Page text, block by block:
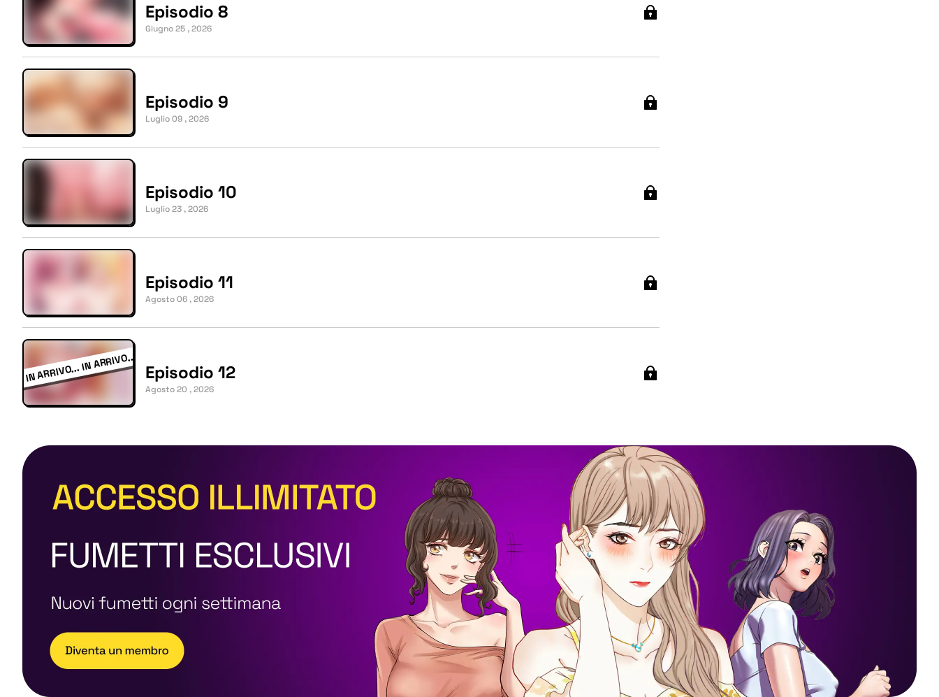
Episodio 8
Giugno 25 , 2026
Episodio 9
Luglio 09 , 2026
Episodio 10
Luglio 23 , 2026
Episodio 11
Agosto 06 , 2026
Episodio 12
Agosto 20 , 2026